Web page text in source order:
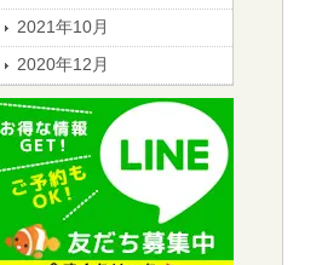
2021年10月
2020年12月